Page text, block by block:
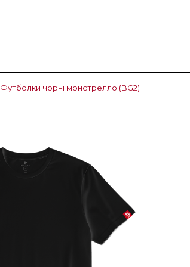
Футболки чорні монстрелло (BG2)